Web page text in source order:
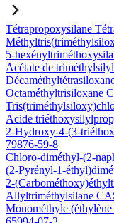
Tétrapropoxysilane
5-
Acétate de
Octaméthyltrisiloxane
Acide
2-Hydroxy-4-(3-
79876-59-8
Chloro-diméthyl-(2-
(2-Pyrényl-1-
2-
Allyltriméthylsilane
Monométhyle